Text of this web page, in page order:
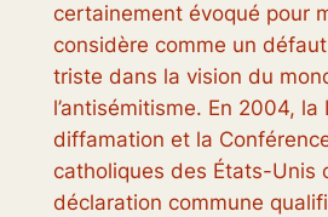
certainement évoqué pour
considère comme un
triste dans la vision du
l’antisémitisme. En 2004,
diffamation et la
catholiques des États-Unis
déclaration commune